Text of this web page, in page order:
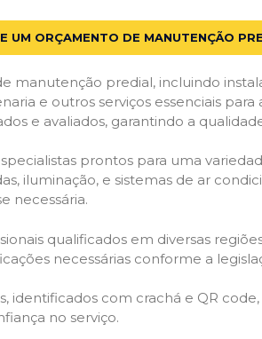
UM ORÇAMENTO DE MANUTENÇÃO
manutenção predial, incluindo
e outros serviços essenciais
e avaliados, garantindo a
prontos para uma
iluminação, e sistemas de ar
necessária.
qualificados em diversas
necessárias conforme a
identificados com crachá e QR
no serviço.